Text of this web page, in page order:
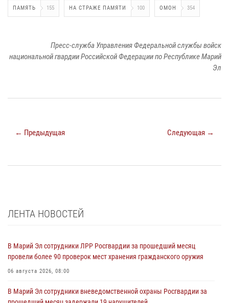
ПАМЯТЬ 155 НА СТРАЖЕ ПАМЯТИ 100 ОМОН 354
Пресс-служба Управления Федеральной службы войск
национальной гвардии Российской Федерации по Республике Марий
Эл
← Предыдущая Следующая →
ЛЕНТА НОВОСТЕЙ
В Марий Эл сотрудники ЛРР Росгвардии за прошедший месяц
провели более 90 проверок мест хранения гражданского оружия
06 августа 2026, 08:00
В Марий Эл сотрудники вневедомственной охраны Росгвардии за